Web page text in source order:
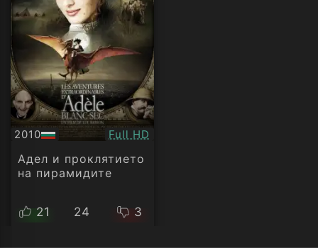
2010
БГ
аудио
Качество:
Full HD
Адел и проклятието
на пирамидите
21 24 3